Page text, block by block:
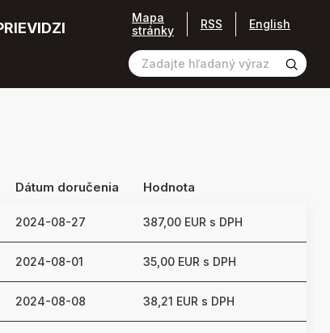
Mapa
stránky
RSS English
Dátum doručenia Hodnota
2024-08-27 387,00 EUR s DPH
2024-08-01 35,00 EUR s DPH
2024-08-08 38,21 EUR s DPH